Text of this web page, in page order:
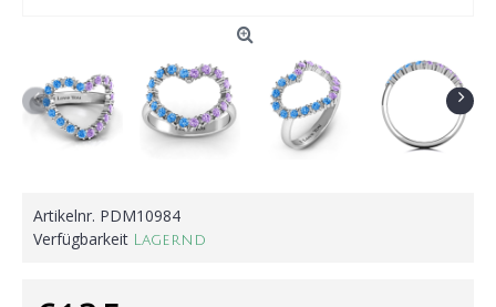
Artikelnr. PDM10984
Verfügbarkeit
Lagernd